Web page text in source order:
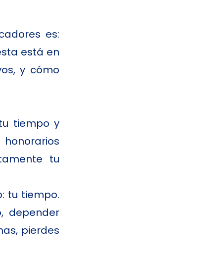
es:
está en
y cómo
tiempo y
tu
tu tiempo.
depender
pierdes